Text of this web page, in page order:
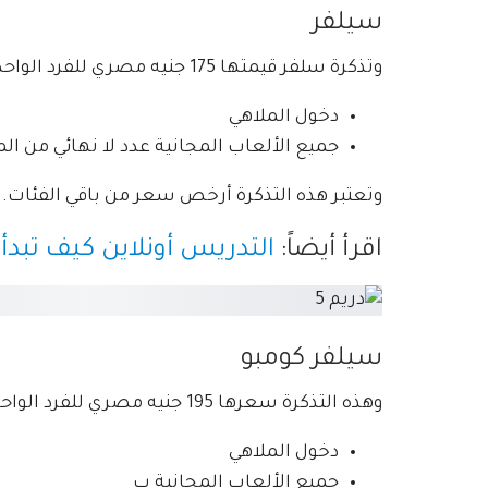
سيلفر
وتذكرة سلفر قيمتها 175 جنيه مصري للفرد الواحد، وتشمل:
دخول الملاهي
جميع الألعاب المجانية عدد لا نهائي من
وتعتبر هذه التذكرة أرخص سعر من باقي الفئات.
اقرأ أيضاً: التدريس أونلاين كيف
سيلفر كومبو
وهذه التذكرة سعرها 195 جنيه مصري للفرد الواحد، وتشمل:
دخول الملاهي
جميع الألعاب المجانية ب